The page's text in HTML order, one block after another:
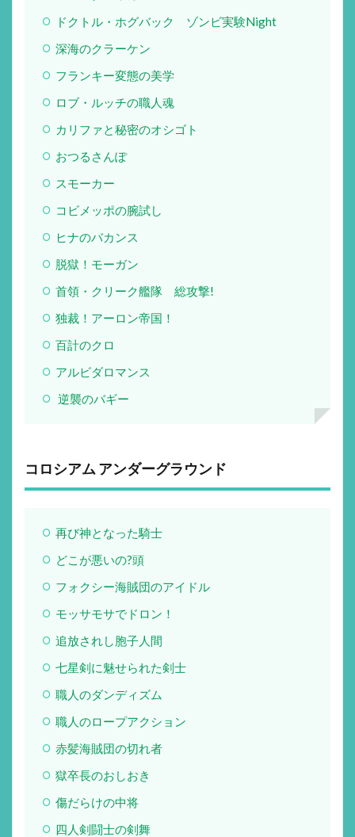
ドクトル・ホグバック ゾンビ実験Night
深海のクラーケン
フランキー変態の美学
ロブ・ルッチの職人魂
カリファと秘密のオシゴト
おつるさんぽ
スモーカー
コビメッポの腕試し
ヒナのバカンス
脱獄！モーガン
首領・クリーク艦隊 総攻撃!
独裁！アーロン帝国！
百計のクロ
アルビダロマンス
逆襲のバギー
コロシアム アンダーグラウンド
再び神となった騎士
どこが悪いの?頭
フォクシー海賊団のアイドル
モッサモサでドロン！
追放されし胞子人間
七星剣に魅せられた剣士
職人のダンディズム
職人のロープアクション
赤髪海賊団の切れ者
獄卒長のおしおき
傷だらけの中将
四人剣闘士の剣舞